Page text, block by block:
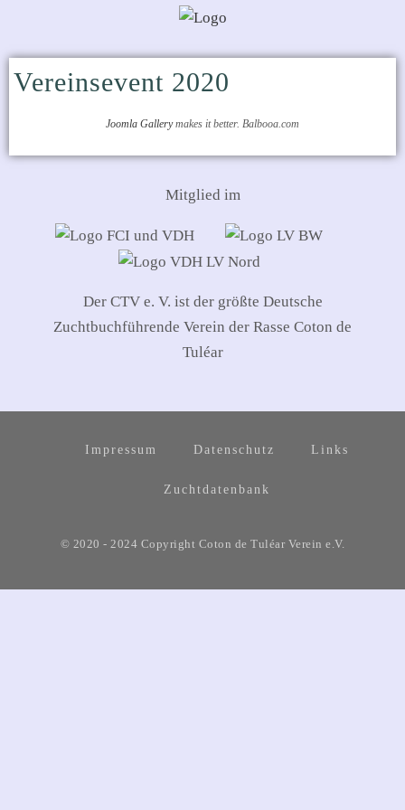
Vereinsevent 2020
Joomla Gallerymakes it better. Balbooa.com
Mitglied im
Der CTV e. V. ist der größte Deutsche
Zuchtbuchführende Verein der Rasse Coton de
Tuléar
Impressum Datenschutz Links
Zuchtdatenbank
© 2020 - 2024 Copyright Coton de Tuléar Verein e.V.